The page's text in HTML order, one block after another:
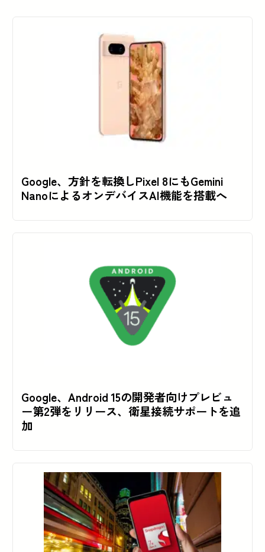
Google、方針を転換しPixel 8にもGemini
NanoによるオンデバイスAI機能を搭載へ
Google、Android 15の開発者向けプレビュ
ー第2弾をリリース、衛星接続サポートを追
加